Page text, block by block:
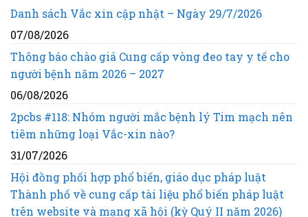
Danh sách Vắc xin cập nhật – Ngày 29/7/2026
07/08/2026
Thông báo chào giá Cung cấp vòng đeo tay y tế cho
người bệnh năm 2026 – 2027
06/08/2026
2pcbs #118: Nhóm người mắc bệnh lý Tim mạch nên
tiêm những loại Vắc-xin nào?
31/07/2026
Hội đồng phối hợp phổ biến, giáo dục pháp luật
Thành phố về cung cấp tài liệu phổ biến pháp luật
trên website và mạng xã hội (kỳ Quý II năm 2026)